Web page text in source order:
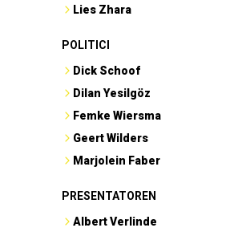
Lies Zhara
POLITICI
Dick Schoof
Dilan Yesilgöz
Femke Wiersma
Geert Wilders
Marjolein Faber
PRESENTATOREN
Albert Verlinde